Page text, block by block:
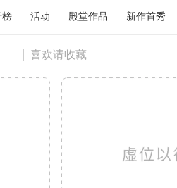
榜 活动 殿堂作品 新作首秀
喜欢请收藏